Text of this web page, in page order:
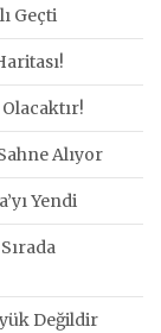
Geçti
Alıyor
Yendi
Değildir